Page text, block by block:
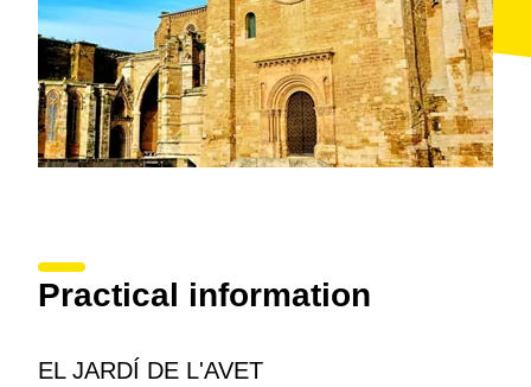
Practical information
EL JARDÍ DE L'AVET